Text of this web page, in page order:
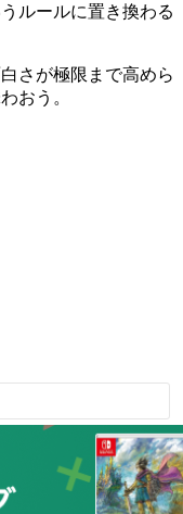
うルールに置き換わる
さ が極限まで高めら
おう。